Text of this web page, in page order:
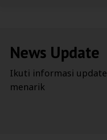
News Update
Ikuti informasi update
menarik